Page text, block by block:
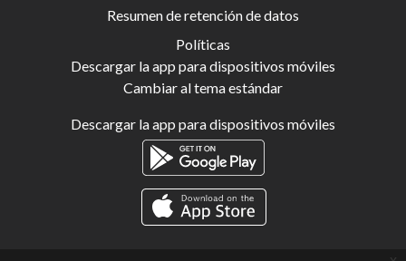
Resumen de retención de datos
Políticas
Descargar la app para dispositivos móviles
Cambiar al tema estándar
Descargar la app para dispositivos móviles